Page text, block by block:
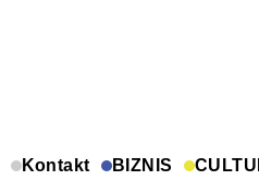
Kontakt BIZNIS